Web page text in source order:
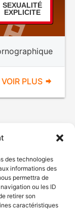
des technologies
informations des
permettra de
ou les ID
retirer son
caractéristiques
SEXUALITÉ
EXPLICITE
VOIR PLUS